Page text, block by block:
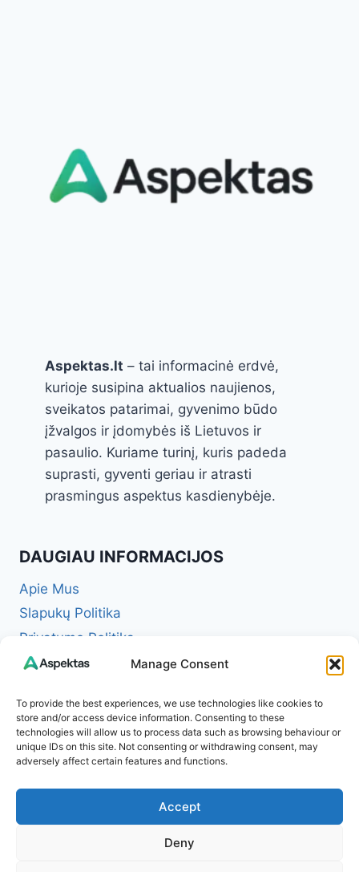
Manage Consent
To provide the best experiences, we use technologies like cookies to
store and/or access device information. Consenting to these
technologies will allow us to process data such as browsing behaviour or
unique IDs on this site. Not consenting or withdrawing consent, may
adversely affect certain features and functions.
Accept
Deny
VENGTI
Aspektas.lt – tai informacinė erdvė,
kurioje susipina aktualios naujienos,
sveikatos patarimai, gyvenimo būdo
įžvalgos ir įdomybės iš Lietuvos ir
pasaulio. Kuriame turinį, kuris padeda
suprasti, gyventi geriau ir atrasti
prasmingus aspektus kasdienybėje.
DAUGIAU INFORMACIJOS
Apie Mus
Slapukų Politika
Privatumo Politika
Redakcinė politika + Klaidų taisymo politika
Atsakomybės apribojimas (Disclaimer)
Naudojimosi taisyklės (Terms of Service)
Kontaktai